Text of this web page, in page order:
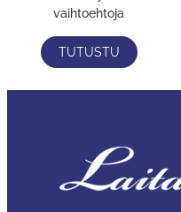
vaihtoehtoja
TUTUSTU